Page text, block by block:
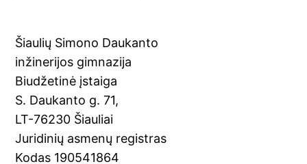
Šiaulių Simono Daukanto
inžinerijos gimnazija
Biudžetinė įstaiga
S. Daukanto g. 71,
LT-76230 Šiauliai
Juridinių asmenų registras
Kodas 190541864